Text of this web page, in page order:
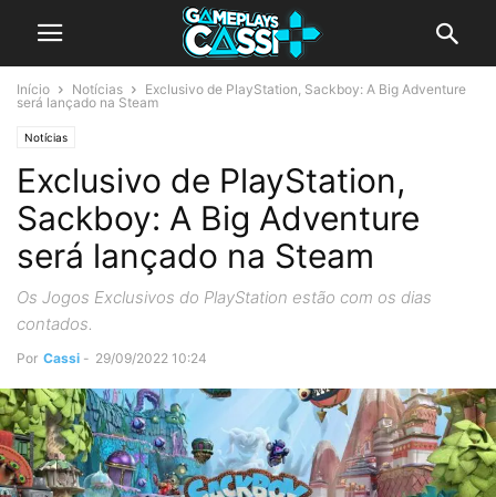
Início Notícias
Exclusivo de PlayStation, Sackboy: A Big Adventure
será lançado na Steam
Notícias
Exclusivo de PlayStation,
Sackboy: A Big Adventure
será lançado na Steam
Os Jogos Exclusivos do PlayStation estão com os dias
contados.
Por Cassi - 29/09/2022 10:24